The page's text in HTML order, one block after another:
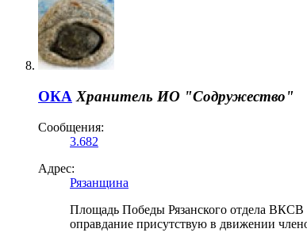
ОКА Хранитель ИО "Содружество"
Сообщения:
3.682
Адрес:
Рязанщина
Площадь Победы Рязанского отдела ВКСВ
оправдание присутствую в движении